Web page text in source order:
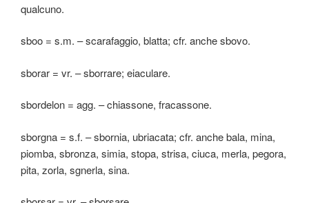
qualcuno.
sboo = s.m. – scarafaggio, blatta; cfr. anche sbovo.
sborar = vr. – sborrare; eiaculare.
sbordelon = agg. – chiassone, fracassone.
sborgna = s.f. – sbornia, ubriacata; cfr. anche bala, mina,
piomba, sbronza, simia, stopa, strisa, ciuca, merla, pegora,
pita, zorla, sgnerla, sina.